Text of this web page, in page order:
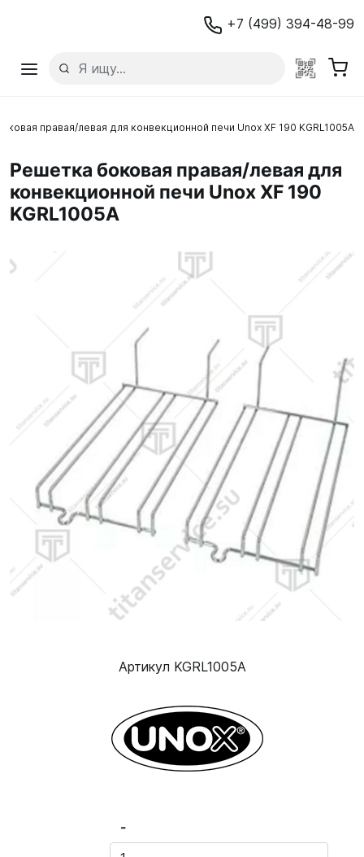
+7 (499) 394-48-99
правая/левая для конвекционной печи Unox XF 190 KGRL1005A
Решетка боковая правая/левая для
конвекционной печи Unox XF 190
KGRL1005A
Артикул KGRL1005A
-